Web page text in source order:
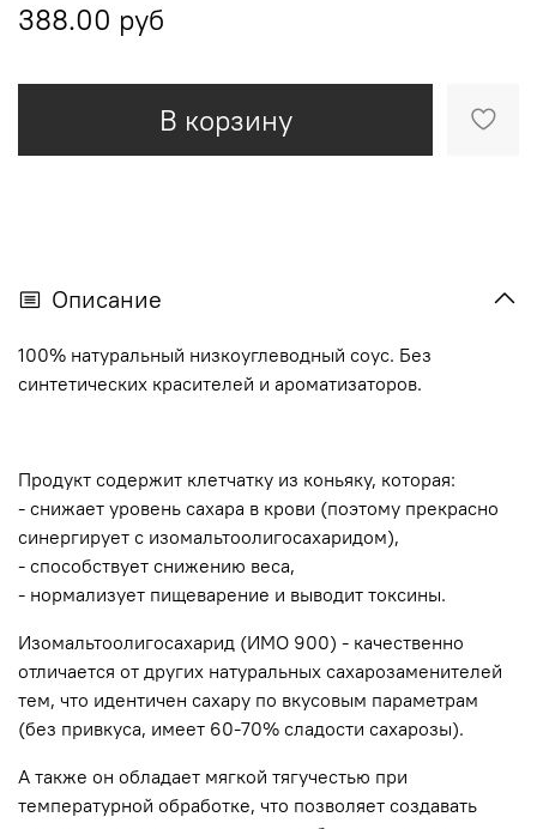
388.00 руб
В корзину
Описание
100% натуральный низкоуглеводный соус. Без
синтетических красителей и ароматизаторов.
Продукт содержит клетчатку из коньяку, которая:
- снижает уровень сахара в крови (поэтому прекрасно
синергирует с изомальтоолигосахаридом),
- способствует снижению веса,
- нормализует пищеварение и выводит токсины.
Изомальтоолигосахарид (ИМО 900) - качественно
отличается от других натуральных сахарозаменителей
тем, что идентичен сахару по вкусовым параметрам
(без привкуса, имеет 60-70% сладости сахарозы).
А также он обладает мягкой тягучестью при
температурной обработке, что позволяет создавать